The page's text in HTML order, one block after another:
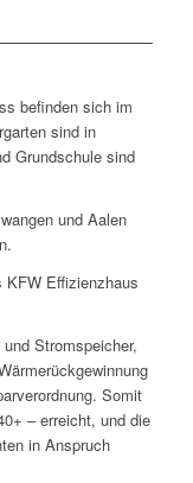
befinden sich im
sind in
Grundschule sind
und Aalen
Effizienzhaus
Stromspeicher,
Somit
– erreicht, und die
in Anspruch